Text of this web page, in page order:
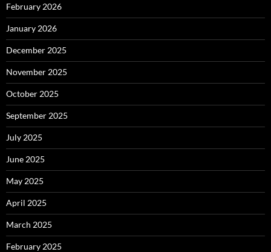
February 2026
January 2026
December 2025
November 2025
October 2025
September 2025
July 2025
June 2025
May 2025
April 2025
March 2025
February 2025